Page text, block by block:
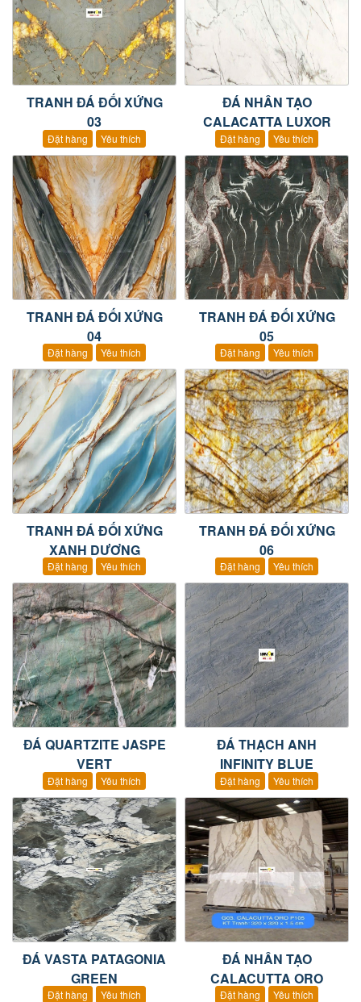
TRANH ĐÁ ĐỐI XỨNG
03
Đặt hàng Yêu thích
ĐÁ NHÂN TẠO
CALACATTA LUXOR
Đặt hàng Yêu thích
TRANH ĐÁ ĐỐI XỨNG
04
Đặt hàng Yêu thích
TRANH ĐÁ ĐỐI XỨNG
05
Đặt hàng Yêu thích
TRANH ĐÁ ĐỐI XỨNG
XANH DƯƠNG
Đặt hàng Yêu thích
TRANH ĐÁ ĐỐI XỨNG
06
Đặt hàng Yêu thích
ĐÁ QUARTZITE JASPE
VERT
Đặt hàng Yêu thích
ĐÁ THẠCH ANH
INFINITY BLUE
Đặt hàng Yêu thích
ĐÁ VASTA PATAGONIA
GREEN
Đặt hàng Yêu thích
ĐÁ NHÂN TẠO
CALACUTTA ORO
Đặt hàng Yêu thích